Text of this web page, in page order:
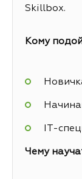
Skillbox.
Кому
IT-
Чему